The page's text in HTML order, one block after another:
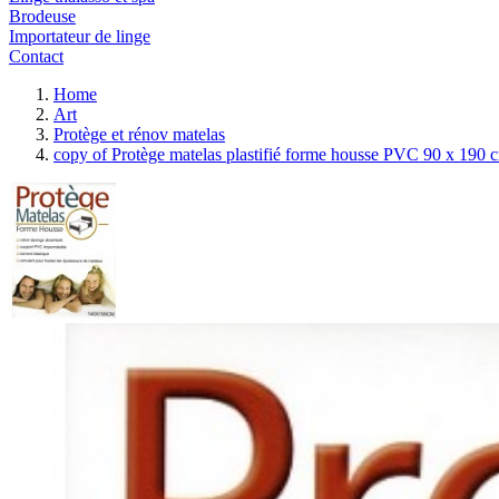
Brodeuse
Importateur de linge
Contact
Home
Art
Protège et rénov matelas
copy of Protège matelas plastifié forme housse PVC 90 x 190